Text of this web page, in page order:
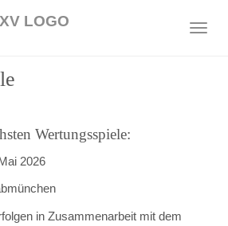
Wertungsspiele:
2026
in Zusammenarbeit mit dem